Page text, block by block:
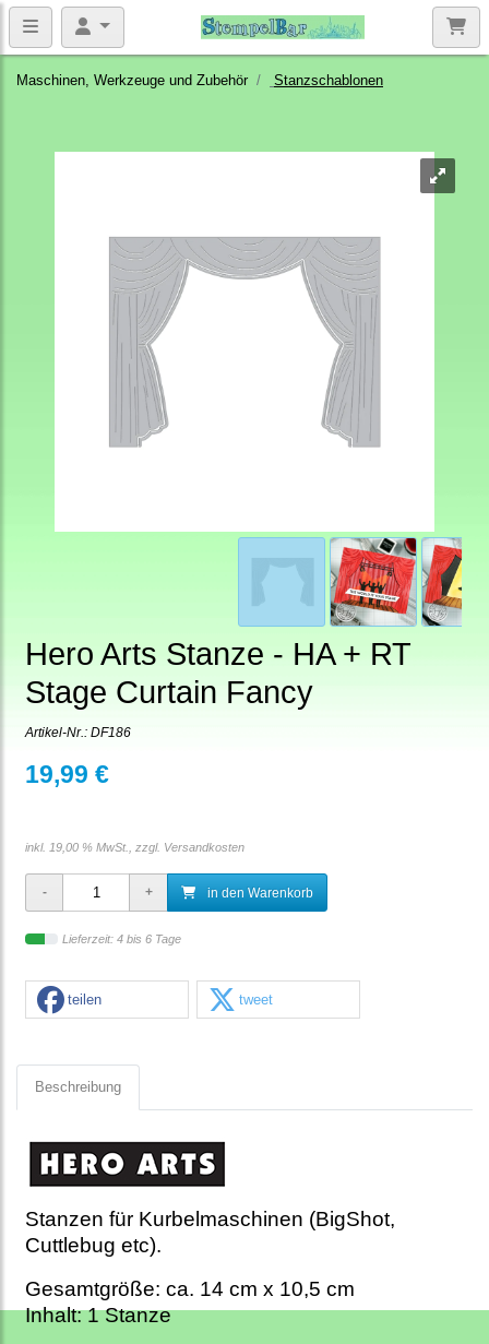
Maschinen, Werkzeuge und Zubehör Stanzschablonen
Hero Arts Stanze - HA + RT
Stage Curtain Fancy
Artikel-Nr.: DF186
19,99 €
inkl. 19,00 % MwSt., zzgl. Versandkosten
in den Warenkorb
Lieferzeit: 4 bis 6 Tage
teilen tweet
Beschreibung
Stanzen für Kurbelmaschinen (BigShot,
Cuttlebug etc).
Gesamtgröße: ca. 14 cm x 10,5 cm
Inhalt: 1 Stanze